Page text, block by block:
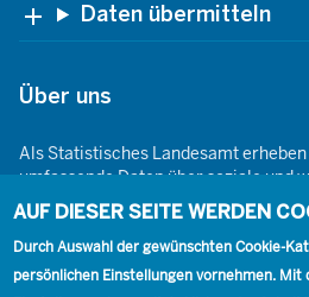
Daten übermitteln
Über uns
Als Statistisches Landesamt
umfassende Daten über soziale und
Gegebenheiten. Dabei sind wir den
Objektivität, wissenschaftlichen
statistischen Geheimhaltung
AUF DIESER SEITE WERDEN
Durch Auswahl der gewünschten Cookie-
persönlichen Einstellungen vornehmen. Mit